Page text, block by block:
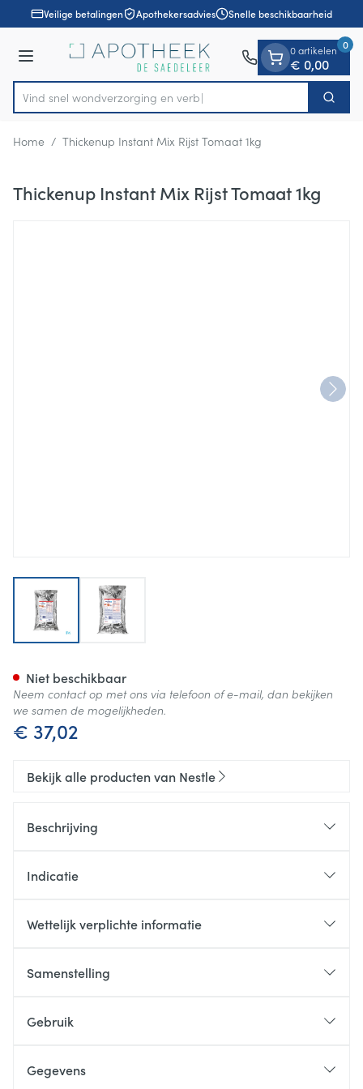
Ga naar de inhoud
1 van 1Veilige betalingen Apothekersadvies Snelle beschikbaarheid
Menu
Product, merk, categorie...
Vind snel wondverzorging Zoek
0 artikelen
€ 0,00
0
Home / Thickenup Instant Mix Rijst Tomaat 1kg
Thickenup Instant Mix Rijst Tomaat 1kg
View larger imageView larger image
€ 37,02
Niet beschikbaar
Neem contact op met ons via telefoon of e-mail, dan bekijken
we samen de mogelijkheden.
Bekijk alle producten van Nestle
Beschrijving
Indicatie
Wettelijk verplichte informatie
Samenstelling
Gebruik
Gegevens